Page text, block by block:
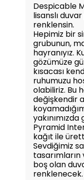
Despicable
lisanslı
renklensin.
Hepimiz bir
grubunun,
hayranıyız.
gözümüze
kısacası
ruhumuzu
olabiliriz. Bu
değişkendir
Pyramid
kağıt ile
Sevdiğimiz
boş olan
renklenecek.